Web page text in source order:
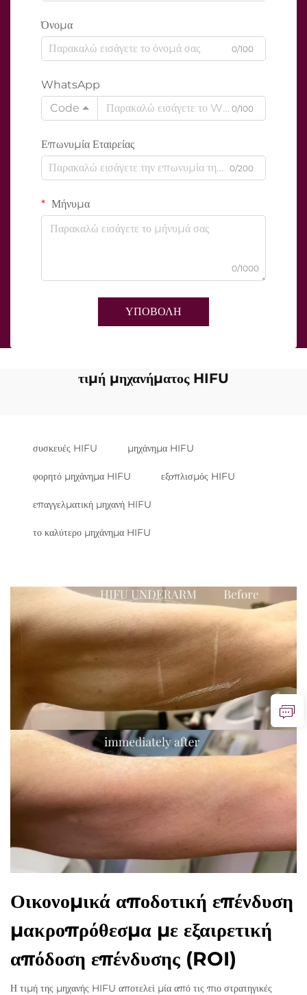
Όνομα
0/100
WhatsApp
Code
0/100
Επωνυμία Εταιρείας
0/200
Μήνυμα
0/1000
ΥΠΟΒΟΛΗ
τιμή μηχανήματος HIFU
συσκευές HIFU μηχάνημα HIFU
φορητό μηχάνημα HIFU εξοπλισμός HIFU
επαγγελματική μηχανή HIFU
το καλύτερο μηχάνημα HIFU
Οικονομικά αποδοτική επένδυση
μακροπρόθεσμα με εξαιρετική
απόδοση επένδυσης (ROI)
Η τιμή της μηχανής HIFU αποτελεί μία από τις πιο στρατηγικές